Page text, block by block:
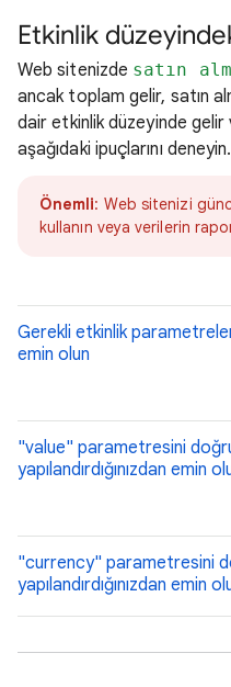
Etkinlik
Web sitenizde satın
ancak toplam gelir, satın
dair etkinlik düzeyinde gelir
aşağıdaki ipuçlarını deneyin.
Önemli: Web sitenizi
kullanın veya verilerin
Gerekli etkinlik
emin olun
"value" parametresini
yapılandırdığınızdan emin
"currency" parametresini
yapılandırdığınızdan emin